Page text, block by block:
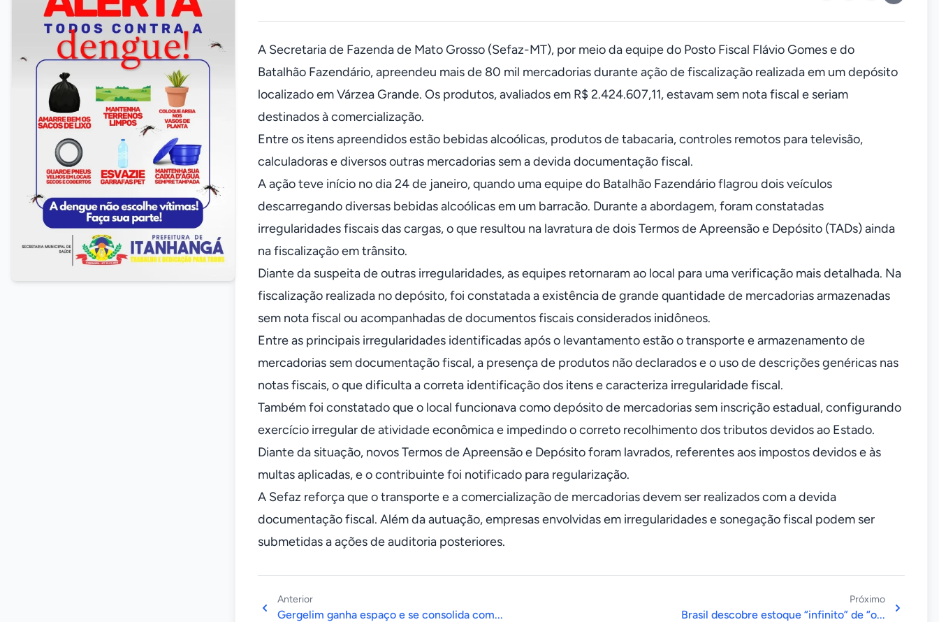
A Secretaria de Fazenda de Mato Grosso (Sefaz-MT), por meio da equipe do Posto Fiscal Flávio Gomes e do
Batalhão Fazendário, apreendeu mais de 80 mil mercadorias durante ação de fiscalização realizada em um depósito
localizado em Várzea Grande. Os produtos, avaliados em R$ 2.424.607,11, estavam sem nota fiscal e seriam
destinados à comercialização.
Entre os itens apreendidos estão bebidas alcoólicas, produtos de tabacaria, controles remotos para televisão,
calculadoras e diversos outras mercadorias sem a devida documentação fiscal.
A ação teve início no dia 24 de janeiro, quando uma equipe do Batalhão Fazendário flagrou dois veículos
descarregando diversas bebidas alcoólicas em um barracão. Durante a abordagem, foram constatadas
irregularidades fiscais das cargas, o que resultou na lavratura de dois Termos de Apreensão e Depósito (TADs) ainda
na fiscalização em trânsito.
Diante da suspeita de outras irregularidades, as equipes retornaram ao local para uma verificação mais detalhada. Na
fiscalização realizada no depósito, foi constatada a existência de grande quantidade de mercadorias armazenadas
sem nota fiscal ou acompanhadas de documentos fiscais considerados inidôneos.
Entre as principais irregularidades identificadas após o levantamento estão o transporte e armazenamento de
mercadorias sem documentação fiscal, a presença de produtos não declarados e o uso de descrições genéricas nas
notas fiscais, o que dificulta a correta identificação dos itens e caracteriza irregularidade fiscal.
Também foi constatado que o local funcionava como depósito de mercadorias sem inscrição estadual, configurando
exercício irregular de atividade econômica e impedindo o correto recolhimento dos tributos devidos ao Estado.
Diante da situação, novos Termos de Apreensão e Depósito foram lavrados, referentes aos impostos devidos e às
multas aplicadas, e o contribuinte foi notificado para regularização.
A Sefaz reforça que o transporte e a comercialização de mercadorias devem ser realizados com a devida
documentação fiscal. Além da autuação, empresas envolvidas em irregularidades e sonegação fiscal podem ser
submetidas a ações de auditoria posteriores.
Anterior
Gergelim ganha espaço e se consolida com...
Próximo
Brasil descobre estoque “infinito” de “o...